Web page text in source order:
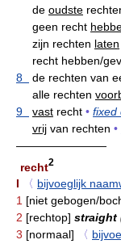
de oudste
geen recht
zijn rechten laten
recht hebben/
8
de rechten van
alle rechten
9
vast recht • fixed
vrij van rechten •
————————
recht2
I 〈 bijvoeglijk
1 [niet gebogen/
2 [rechtop] straight
3 [normaal] 〈